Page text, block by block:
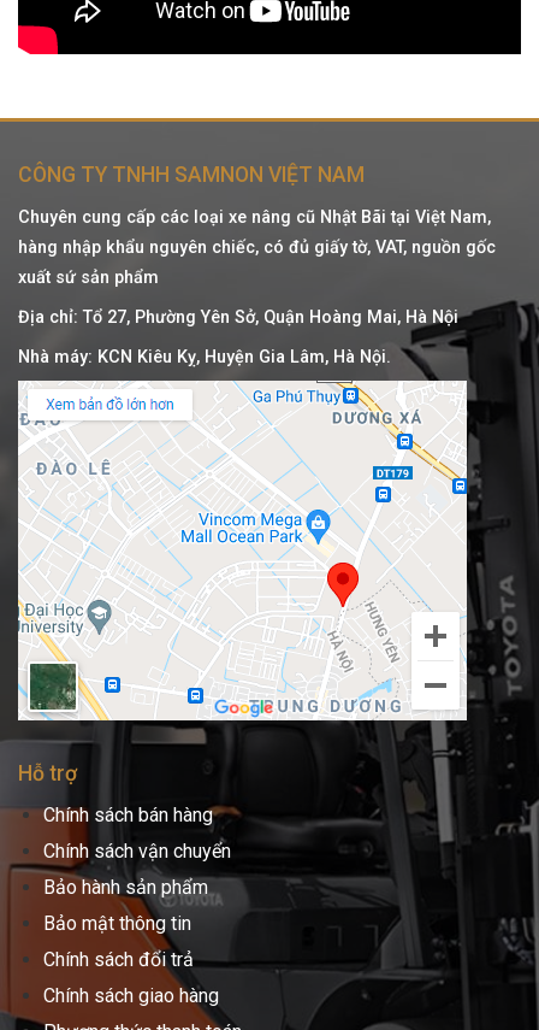
CÔNG TY TNHH SAMNON VIỆT NAM
Chuyên cung cấp các loại xe nâng cũ Nhật Bãi tại Việt Nam,
hàng nhập khẩu nguyên chiếc, có đủ giấy tờ, VAT, nguồn gốc
xuất sứ sản phẩm
Địa chỉ: Tổ 27, Phường Yên Sở, Quận Hoàng Mai, Hà Nội
Nhà máy: KCN Kiêu Kỵ, Huyện Gia Lâm, Hà Nội.
Hỗ trợ
Chính sách bán hàng
Chính sách vận chuyển
Bảo hành sản phẩm
Bảo mật thông tin
Chính sách đổi trả
Chính sách giao hàng